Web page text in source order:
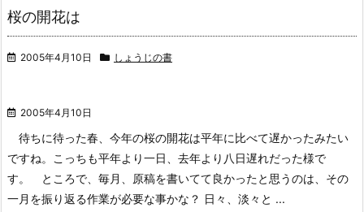
桜の開花は
2005年4月10日 しょうじの書
2005年4月10日
待ちに待った春、今年の桜の開花は平年に比べて遅かったみたい
ですね。こっちも平年より一日、去年より八日遅れだった様で
す。
ところで、毎月、原稿を書いてて良かったと思うのは、その
一月を振り返る作業が必要な事かな？ 日々、淡々と ...